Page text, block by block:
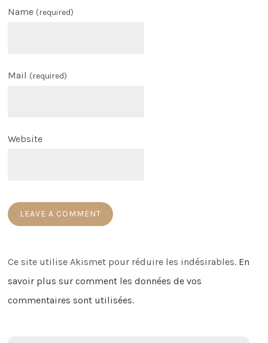
Name (required)
Mail (required)
Website
Ce site utilise Akismet pour réduire les indésirables. En
savoir plus sur comment les données de vos
commentaires sont utilisées.